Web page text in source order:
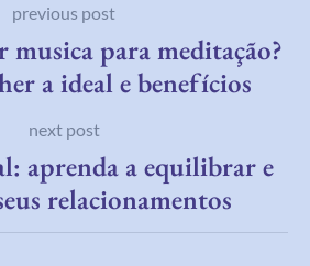
previous post
musica para meditação?
a ideal e benefícios
next post
aprenda a equilibrar e
relacionamentos